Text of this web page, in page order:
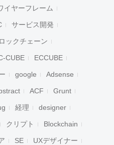
イヤーフレーム
サービス開発
ックチェーン
CUBE ECCUBE
google Adsense
ACF Grunt
経理 designer
クリプト Blockchain
SE UXデザイナー